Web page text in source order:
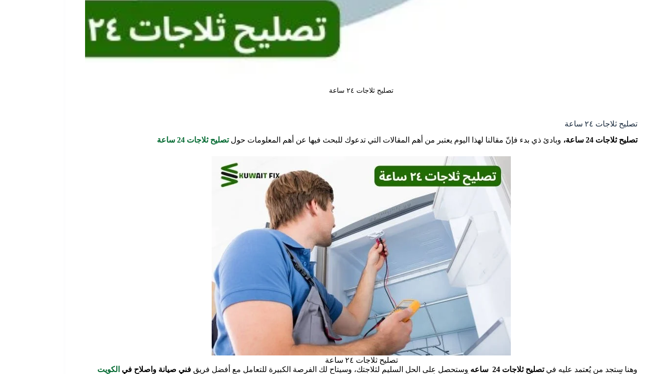
تصليح ثلاجات ٢٤ ساعة
تصليح ثلاجات ٢٤ ساعة
تصليح ثلاجات 24 ساعة
، وبادئ ذي بدء فإنّ مقالنا لهذا اليوم يعتبر من أهم المقالات التي تدعوك للبحث فيها عن أهم المعلومات حولتصليح ثلاجات 24 ساعة
تصليح ثلاجات ٢٤ ساعة
وهنا ستجد من يُعتمد عليه فيتصليح ثلاجات 24 ساعه وستحصل على الحل السليم لثلاجتك، وسيتاح لك الفرصة الكبيرة للتعامل مع أفضل فريق فني صيانة واصلاح في الكويت